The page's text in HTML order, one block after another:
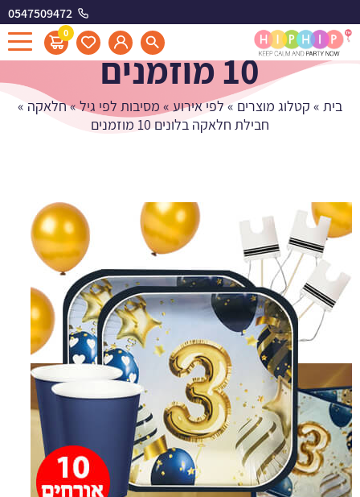
0547509472
0
חבילת חלאקה בלונים
10 מוזמנים
בית » קטלוג מוצרים » לפי אירוע » מסיבות לפי גיל»חלאקה »
חבילת חלאקה בלונים 10 מוזמנים